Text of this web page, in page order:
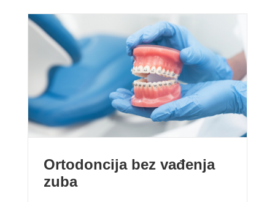
Ortodoncija bez vađenja
zuba
Ortodoncija bez vađenja
zuba